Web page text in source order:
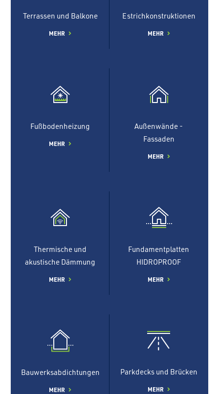
Terrassen und Balkone
MEHR
Estrichkonstruktionen
MEHR
Fußbodenheizung
MEHR
Außenwände -
Fassaden
MEHR
Thermische und
akustische Dämmung
MEHR
Fundamentplatten
HIDROPROOF
MEHR
Bauwerksabdichtungen
MEHR
Parkdecks und Brücken
MEHR